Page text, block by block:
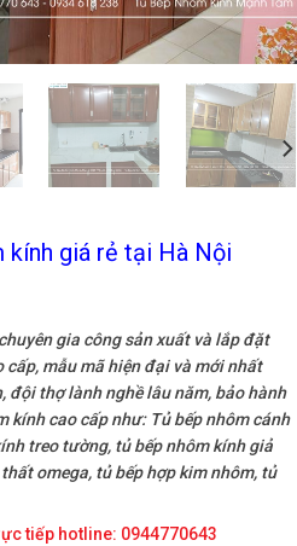
kính giá rẻ tại Hà Nội
gia công sản xuất và lắp đặt
cấp, mẫu mã hiện đại và mới nhất
đội thợ lành nghề lâu năm, bảo hành
kính cao cấp như: Tủ bếp nhôm cánh
treo tường, tủ bếp nhôm kính giả
omega, tủ bếp hợp kim nhôm, tủ
tiếp hotline: 0944770643